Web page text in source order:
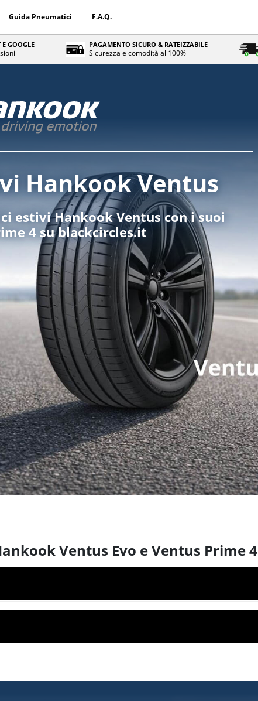
Guida Pneumatici F.A.Q.
E GOOGLE PAGAMENTO SICURO & RATEIZZABILE
Sicurezza e comodità al 100%
Hankook Ventus
estivi Hankook Ventus con i suoi
4 su blackcircles.it
Ventus Evo e Ventus Prime 4